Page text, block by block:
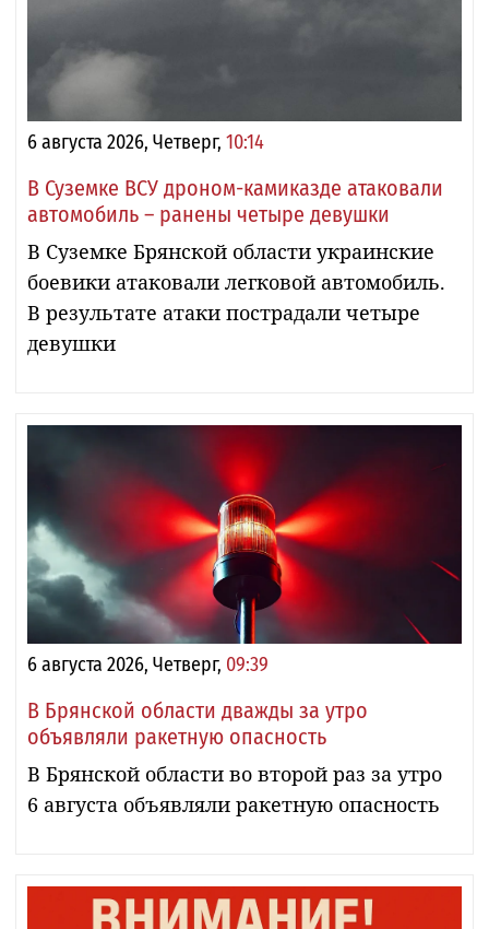
6 августа 2026, Четверг, 10:14
В Суземке ВСУ дроном-камиказде атаковали
автомобиль – ранены четыре девушки
В Суземке Брянской области украинские
боевики атаковали легковой автомобиль.
В результате атаки пострадали четыре
девушки
6 августа 2026, Четверг, 09:39
В Брянской области дважды за утро
объявляли ракетную опасность
В Брянской области во второй раз за утро
6 августа объявляли ракетную опасность